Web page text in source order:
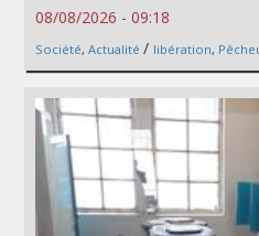
08/08/2026 - 09:18
Société, Actualité / libération,